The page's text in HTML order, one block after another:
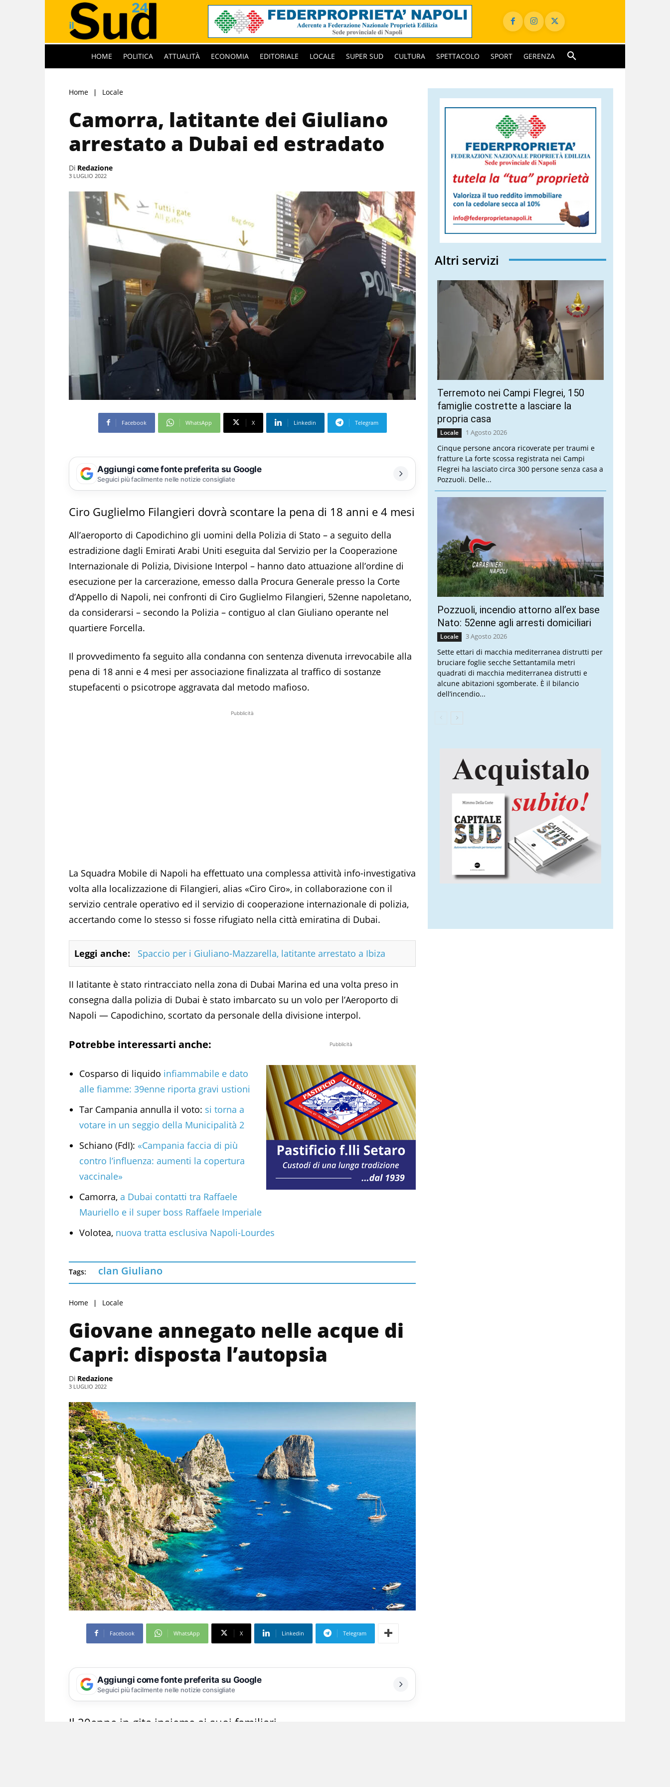
HOME POLITICA ATTUALITÀ ECONOMIA EDITORIALE LOCALE SUPER SUD CULTURA SPETTACOLO SPORT GERENZA
Home Locale
Camorra, latitante dei Giuliano
arrestato a Dubai ed estradato
Di Redazione
3 LUGLIO 2022
Facebook WhatsApp X Linkedin Telegram
Aggiungi come fonte preferita su Google
Seguici più facilmente nelle notizie consigliate
Ciro Guglielmo Filangieri dovrà scontare la pena di 18 anni e 4 mesi
All’aeroporto di Capodichino gli uomini della Polizia di Stato – a seguito della
estradizione dagli Emirati Arabi Uniti eseguita dal Servizio per la Cooperazione
Internazionale di Polizia, Divisione Interpol – hanno dato attuazione all’ordine di
esecuzione per la carcerazione, emesso dalla Procura Generale presso la Corte
d’Appello di Napoli, nei confronti di Ciro Guglielmo Filangieri, 52enne napoletano,
da considerarsi – secondo la Polizia – contiguo al clan Giuliano operante nel
quartiere Forcella.
Il provvedimento fa seguito alla condanna con sentenza divenuta irrevocabile alla
pena di 18 anni e 4 mesi per associazione finalizzata al traffico di sostanze
stupefacenti o psicotrope aggravata dal metodo mafioso.
Pubblicità
La Squadra Mobile di Napoli ha effettuato una complessa attività info-investigativa
volta alla localizzazione di Filangieri, alias «Ciro Ciro», in collaborazione con il
servizio centrale operativo ed il servizio di cooperazione internazionale di polizia,
accertando come lo stesso si fosse rifugiato nella città emiratina di Dubai.
Leggi anche: Spaccio per i Giuliano-Mazzarella, latitante arrestato a Ibiza
II latitante è stato rintracciato nella zona di Dubai Marina ed una volta preso in
consegna dalla polizia di Dubai è stato imbarcato su un volo per l’Aeroporto di
Napoli — Capodichino, scortato da personale della divisione interpol.
Pubblicità
Potrebbe interessarti anche:
Cosparso di liquido infiammabile e dato
alle fiamme: 39enne riporta gravi ustioni
Tar Campania annulla il voto: si torna a
votare in un seggio della Municipalità 2
Schiano (FdI): «Campania faccia di più
contro l’influenza: aumenti la copertura
vaccinale»
Camorra, a Dubai contatti tra Raffaele
Mauriello e il super boss Raffaele Imperiale
Volotea, nuova tratta esclusiva Napoli-Lourdes
Tags: clan Giuliano
Home Locale
Giovane annegato nelle acque di
Capri: disposta l’autopsia
Di Redazione
3 LUGLIO 2022
Facebook WhatsApp X Linkedin Telegram
Aggiungi come fonte preferita su Google
Seguici più facilmente nelle notizie consigliate
Il 20enne in gita insieme ai suoi familiari
Altri servizi
Terremoto nei Campi Flegrei, 150
famiglie costrette a lasciare la
propria casa
Locale 1 Agosto 2026
Cinque persone ancora ricoverate per traumi e
fratture La forte scossa registrata nei Campi
Flegrei ha lasciato circa 300 persone senza casa a
Pozzuoli. Delle...
Pozzuoli, incendio attorno all’ex base
Nato: 52enne agli arresti domiciliari
Locale 3 Agosto 2026
Sette ettari di macchia mediterranea distrutti per
bruciare foglie secche Settantamila metri
quadrati di macchia mediterranea distrutti e
alcune abitazioni sgomberate. È il bilancio
dell’incendio...